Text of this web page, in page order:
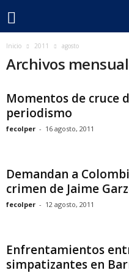
Inicio 2011 agosto
Archivos
Momentos de cruce
periodismo
fecolper - 16 agosto, 2011
Demandan a
crimen de Jaime
fecolper - 12 agosto, 2011
Enfrentamientos
simpatizantes en